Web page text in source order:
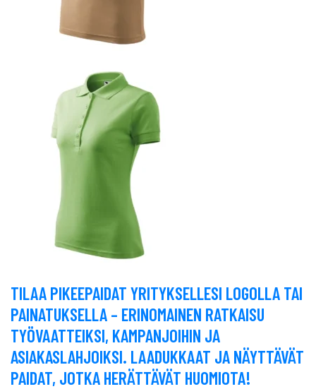
TILAA PIKEEPAIDAT YRITYKSELLESI LOGOLLA TAI
PAINATUKSELLA – ERINOMAINEN RATKAISU
TYÖVAATTEIKSI, KAMPANJOIHIN JA
ASIAKASLAHJOIKSI. LAADUKKAAT JA NÄYTTÄVÄT
PAIDAT, JOTKA HERÄTTÄVÄT HUOMIOTA!